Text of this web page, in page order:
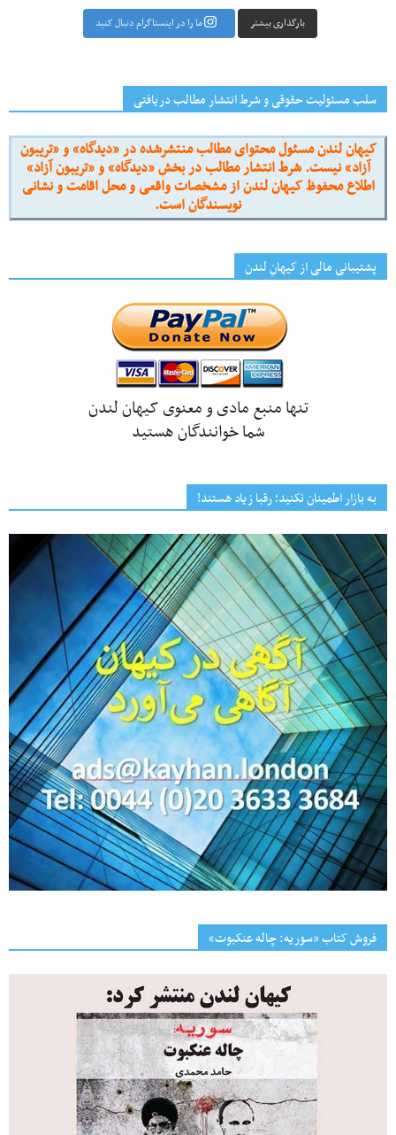
بارگذاری بیشتر ما را در اینستاگرام دنبال کنید
سلب مسئولیت حقوقی و شرط انتشار مطالب دریافتی
کیهان لندن مسئول محتوای مطالب منتشرشده در «دیدگاه» و «تریبون
آزاد» نیست. شرط انتشار مطالب در بخش «دیدگاه» و «تریبون آزاد»
اطلاع محفوظ کیهان لندن از مشخصات واقعی و محل اقامت و نشانی
نویسندگان است.
پشتیبانی مالی از کیهانِ لندن
تنها منبع مادی و معنوی کیهان لندن
شما خوانندگان هستید
به بازار اطمینان نکنید؛ رقبا زیاد هستند!
فروش کتاب «سوریه: چاله عنکبوت»